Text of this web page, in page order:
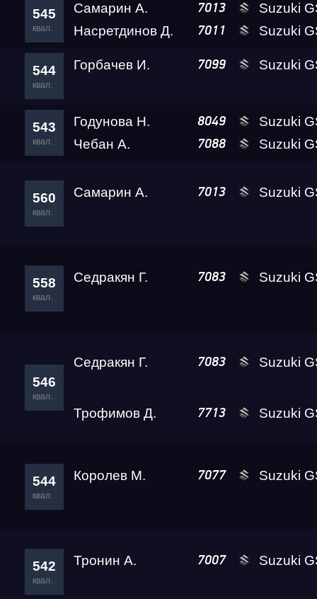
545
квал.
Самарин А. 7013
Suzuki GSX-
Насретдинов Д.
7011 Suzuki GSX-
544
квал.
Горбачев И. 7099 Suzuki GSX-
543
квал.
Годунова Н. 8049
Suzuki GSX-
Чебан А.
7088 Suzuki
560
квал.
Самарин А. 7013 Suzuki GSX-
558
квал.
Седракян Г. 7083 Suzuki
546
квал.
Седракян Г. 7083 Suzuki
Трофимов Д. 7713 Suzuki GSX-
544
квал.
Королев М. 7077 Suzuki GSX-
542
квал.
Тронин А. 7007 Suzuki GSX-